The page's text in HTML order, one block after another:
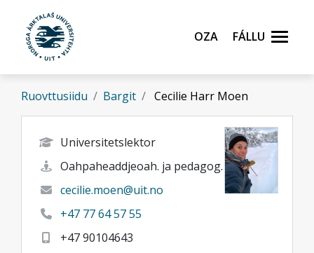
Gå til hovedinnhold
Oza
Fállu
Ruovttusiidu Bargit Cecilie Harr Moen
Universitetslektor
Oahpaheaddjeoah. ja pedagog.
cecilie.moen@uit.no
+47 77 64 57 55
+47 90104643